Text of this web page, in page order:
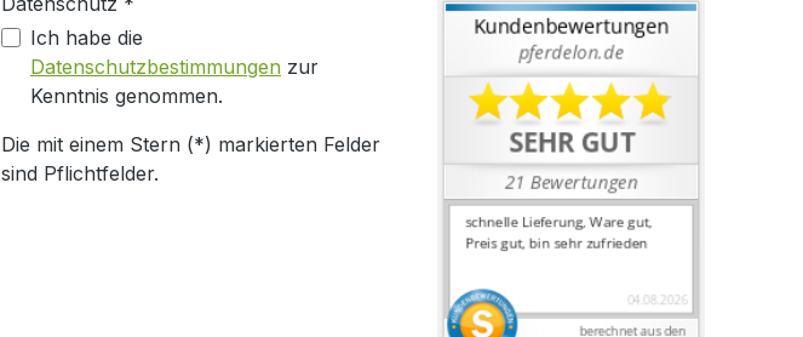
Ich habe die
Datenschutzbestimmungen zur
Kenntnis genommen.
Die mit einem Stern (*) markierten Felder
sind Pflichtfelder.